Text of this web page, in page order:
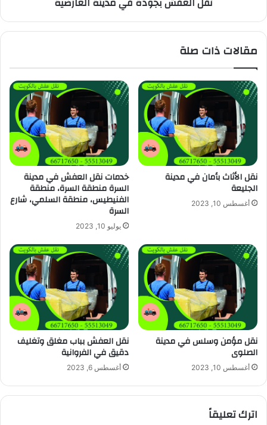
مقالات ذات صلة
نقل الأثاث بأمان في مدينة
الجليعة
أغسطس 10, 2023
خدمات نقل العفش في مدينة
السرة منطقة السرة، منطقة
الفنيطيس، منطقة السلمي، شارع
السرة
يوليو 10, 2023
نقل مؤمن وسلس في مدينة
الصلوى
أغسطس 10, 2023
نقل العفش بباب مغلق وتغليف
دقيق في الفروانية
أغسطس 6, 2023
اترك تعليقاً